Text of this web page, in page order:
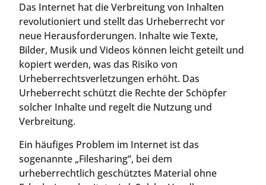
Das Internet hat die Verbreitung von Inhalten
revolutioniert und stellt das Urheberrecht vor
neue Herausforderungen. Inhalte wie Texte,
Bilder, Musik und Videos können leicht geteilt und
kopiert werden, was das Risiko von
Urheberrechtsverletzungen erhöht. Das
Urheberrecht schützt die Rechte der Schöpfer
solcher Inhalte und regelt die Nutzung und
Verbreitung.
Ein häufiges Problem im Internet ist das
sogenannte „Filesharing“, bei dem
urheberrechtlich geschütztes Material ohne